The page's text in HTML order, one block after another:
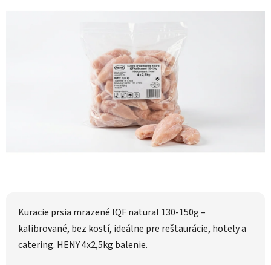
Kuracie prsia mrazené IQF natural 130-150g –
kalibrované, bez kostí, ideálne pre reštaurácie, hotely a
catering. HENY 4x2,5kg balenie.